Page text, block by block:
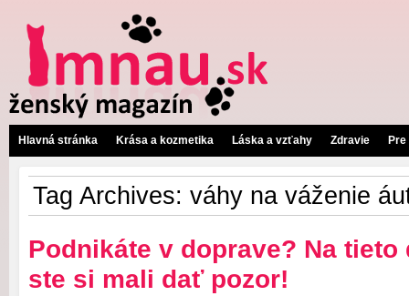
Hlavná stránka Krása a kozmetika Láska a vzťahy Zdravie
Tag Archives: váhy na váženie
Podnikáte v doprave? Na tieto
ste si mali dať pozor!